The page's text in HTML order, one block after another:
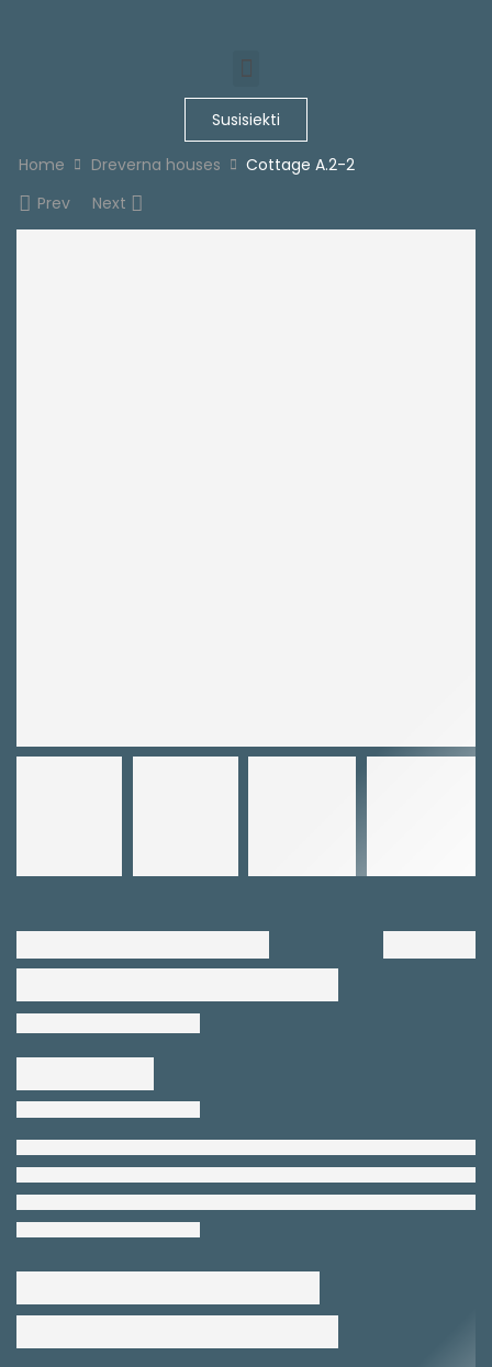
Susisiekti
Home Dreverna houses
Cottage A.2-2
Prev
Next